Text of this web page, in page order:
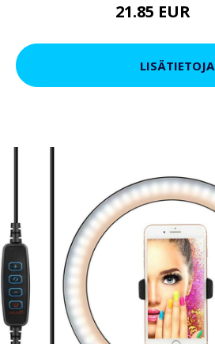
21.85 EUR
LISÄTIETOJA